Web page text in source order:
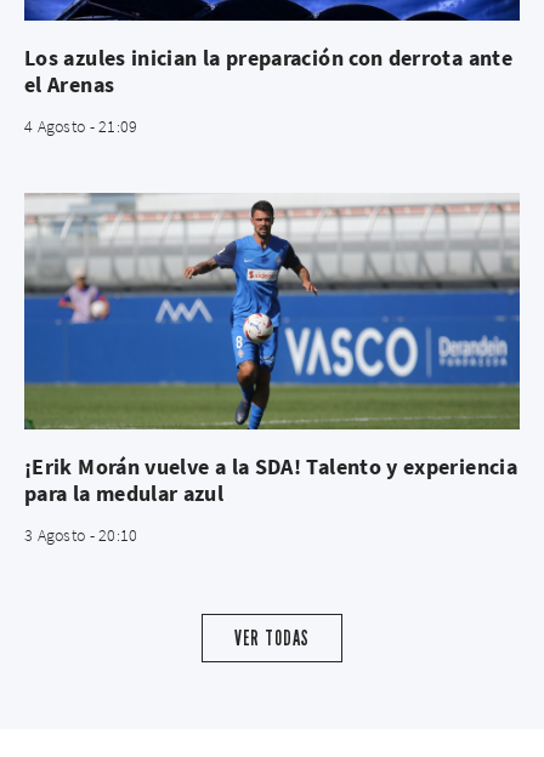
Los azules inician la preparación con derrota ante
el Arenas
4 Agosto - 21:09
¡Erik Morán vuelve a la SDA! Talento y experiencia
para la medular azul
3 Agosto - 20:10
VER TODAS